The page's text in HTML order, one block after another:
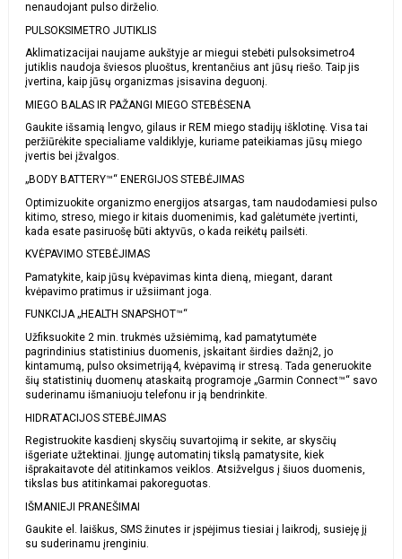
nenaudojant pulso dirželio.
PULSOKSIMETRO JUTIKLIS
Aklimatizacijai naujame aukštyje ar miegui stebėti pulsoksimetro4
jutiklis naudoja šviesos pluoštus, krentančius ant jūsų riešo. Taip jis
įvertina, kaip jūsų organizmas įsisavina deguonį.
MIEGO BALAS IR PAŽANGI MIEGO STEBĖSENA
Gaukite išsamią lengvo, gilaus ir REM miego stadijų išklotinę. Visa tai
peržiūrėkite specialiame valdiklyje, kuriame pateikiamas jūsų miego
įvertis bei įžvalgos.
„BODY BATTERY™“ ENERGIJOS STEBĖJIMAS
Optimizuokite organizmo energijos atsargas, tam naudodamiesi pulso
kitimo, streso, miego ir kitais duomenimis, kad galėtumėte įvertinti,
kada esate pasiruošę būti aktyvūs, o kada reikėtų pailsėti.
KVĖPAVIMO STEBĖJIMAS
Pamatykite, kaip jūsų kvėpavimas kinta dieną, miegant, darant
kvėpavimo pratimus ir užsiimant joga.
FUNKCIJA „HEALTH SNAPSHOT™“
Užfiksuokite 2 min. trukmės užsiėmimą, kad pamatytumėte
pagrindinius statistinius duomenis, įskaitant širdies dažnį2, jo
kintamumą, pulso oksimetriją4, kvėpavimą ir stresą. Tada generuokite
šių statistinių duomenų ataskaitą programoje „Garmin Connect™“ savo
suderinamu išmaniuoju telefonu ir ją bendrinkite.
HIDRATACIJOS STEBĖJIMAS
Registruokite kasdienį skysčių suvartojimą ir sekite, ar skysčių
išgeriate užtektinai. Įjungę automatinį tikslą pamatysite, kiek
išprakaitavote dėl atitinkamos veiklos. Atsižvelgus į šiuos duomenis,
tikslas bus atitinkamai pakoreguotas.
IŠMANIEJI PRANEŠIMAI
Gaukite el. laiškus, SMS žinutes ir įspėjimus tiesiai į laikrodį, susieję jį
su suderinamu įrenginiu.